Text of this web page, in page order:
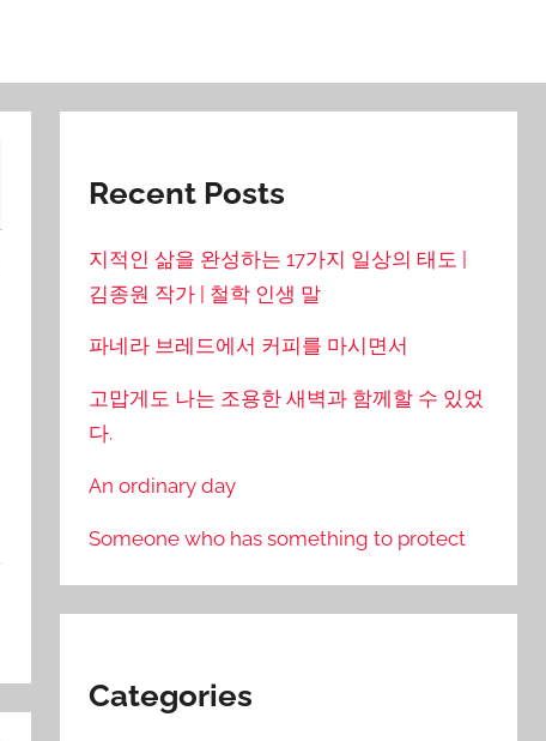
Recent Posts
지적인 삶을 완성하는 17가지 일상의 태도 |
김종원 작가 | 철학 인생 말
파네라 브레드에서 커피를 마시면서
고맙게도 나는 조용한 새벽과 함께할 수 있었
다.
An ordinary day
Someone who has something to protect
Categories